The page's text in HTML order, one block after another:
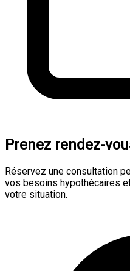
Prenez rendez-
Réservez une consultation
vos besoins hypothécaires
votre situation.